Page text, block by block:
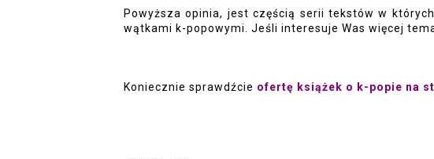
Powyższa opinia, jest częścią serii tekstów w
wątkami k-popowymi. Jeśli interesuje Was więcej
Koniecznie sprawdźcie ofertę książek o k-popie na